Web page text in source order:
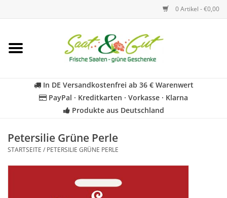
0 Artikel - €0,00
Startseite
Kräuter
In DE Versandkostenfrei ab 36 € Warenwert
PayPal · Kreditkarten · Vorkasse · Klarna
Produkte aus Deutschland
Petersilie Grüne Perle
STARTSEITE / PETERSILIE GRÜNE PERLE